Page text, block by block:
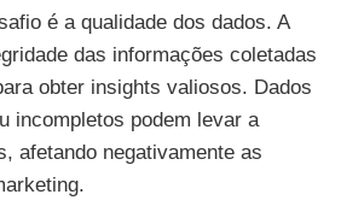
é a qualidade dos dados. A
das informações coletadas
obter insights valiosos. Dados
incompletos podem levar a
afetando negativamente as